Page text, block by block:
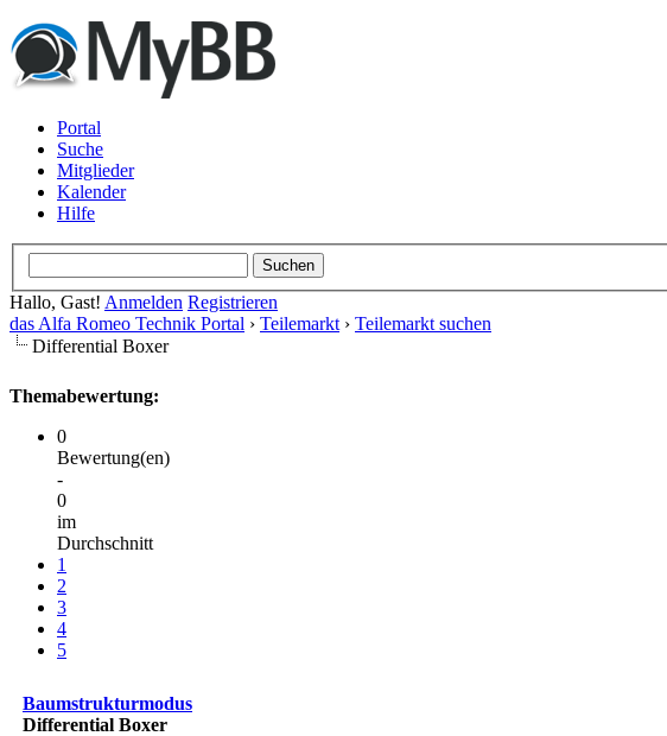
Portal
Suche
Mitglieder
Kalender
Hilfe
Hallo, Gast! Anmelden Registrieren
das Alfa Romeo Technik Portal › Teilemarkt › Teilemarkt suchen
Differential Boxer
Themabewertung:
0
Bewertung(en)
-
0
im
Durchschnitt
1
2
3
4
5
Baumstrukturmodus
Differential Boxer